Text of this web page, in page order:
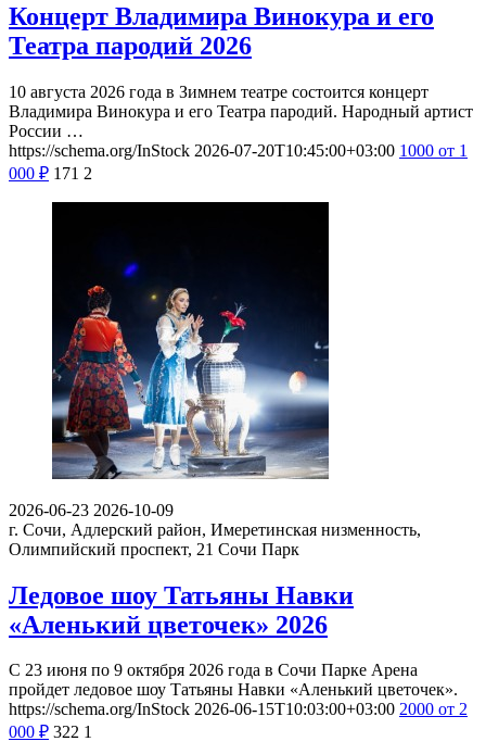
Концерт Владимира Винокура и его
Театра пародий 2026
10 августа 2026 года в Зимнем театре состоится концерт
Владимира Винокура и его Театра пародий. Народный артист
России …
https://schema.org/InStock 2026-07-20T10:45:00+03:00 1000 от 1
000 ₽ 171 2
2026-06-23 2026-10-09
г. Сочи, Адлерский район, Имеретинская низменность,
Олимпийский проспект, 21 Сочи Парк
Ледовое шоу Татьяны Навки
«Аленький цветочек» 2026
С 23 июня по 9 октября 2026 года в Сочи Парке Арена
пройдет ледовое шоу Татьяны Навки «Аленький цветочек».
https://schema.org/InStock 2026-06-15T10:03:00+03:00 2000 от 2
000 ₽ 322 1